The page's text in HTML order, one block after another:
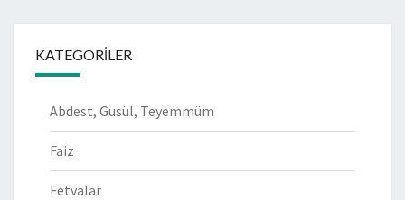
KATEGORILER
Abdest, Gusül, Teyemmüm
Faiz
Fetvalar